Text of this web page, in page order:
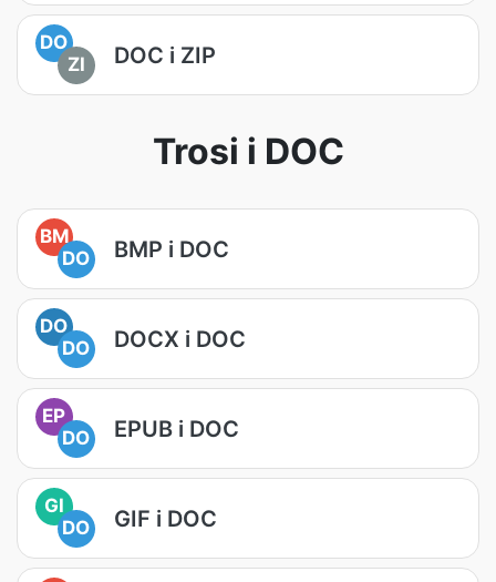
DO
ZI
DOC i ZIP
Trosi i DOC
BM
DO
BMP i DOC
DO
DO
DOCX i DOC
EP
DO
EPUB i DOC
GI
DO
GIF i DOC